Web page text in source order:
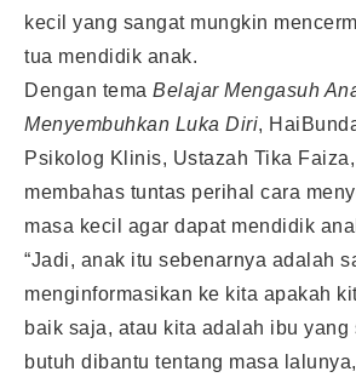
kecil yang sangat mungkin
tua mendidik anak.
Dengan tema Belajar Mengasuh
Menyembuhkan Luka Diri,
Psikolog Klinis, Ustazah Tika
membahas tuntas perihal cara
masa kecil agar dapat mendidik
“Jadi, anak itu sebenarnya adalah
menginformasikan ke kita apakah
baik saja, atau kita adalah ibu yang
butuh dibantu tentang masa